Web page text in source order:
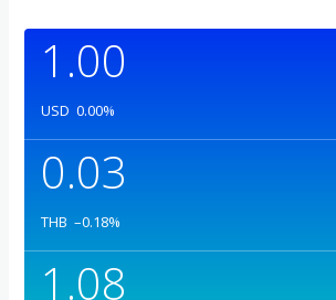
1.00
USD 0.00%
0.03
THB –0.18%
1.08